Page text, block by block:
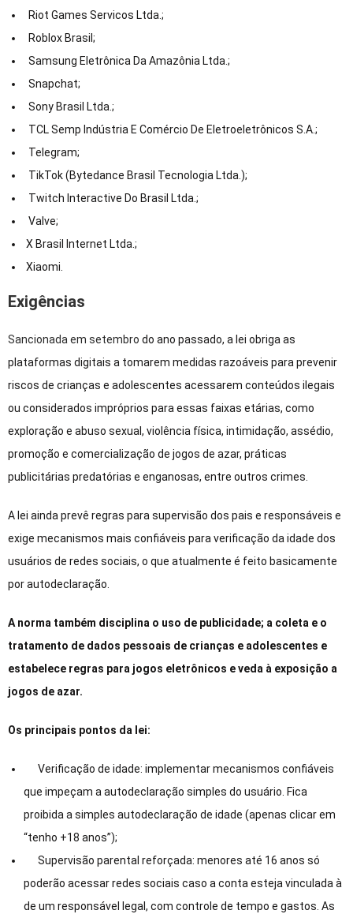
Riot Games Servicos Ltda.;
Roblox Brasil;
Samsung Eletrônica Da Amazônia Ltda.;
Snapchat;
Sony Brasil Ltda.;
TCL Semp Indústria E Comércio De Eletroeletrônicos S.A.;
Telegram;
TikTok (Bytedance Brasil Tecnologia Ltda.);
Twitch Interactive Do Brasil Ltda.;
Valve;
X Brasil Internet Ltda.;
Xiaomi.
Exigências
Sancionada em setembro do ano passado, a lei obriga as
plataformas digitais a tomarem medidas razoáveis para prevenir
riscos de crianças e adolescentes acessarem conteúdos ilegais
ou considerados impróprios para essas faixas etárias, como
exploração e abuso sexual, violência física, intimidação, assédio,
promoção e comercialização de jogos de azar, práticas
publicitárias predatórias e enganosas, entre outros crimes.
A lei ainda prevê regras para supervisão dos pais e responsáveis e
exige mecanismos mais confiáveis para verificação da idade dos
usuários de redes sociais, o que atualmente é feito basicamente
por autodeclaração.
A norma também disciplina o uso de publicidade; a coleta e o
tratamento de dados pessoais de crianças e adolescentes e
estabelece regras para jogos eletrônicos e veda à exposição a
jogos de azar.
Os principais pontos da lei:
Verificação de idade: implementar mecanismos confiáveis
que impeçam a autodeclaração simples do usuário. Fica
proibida a simples autodeclaração de idade (apenas clicar em
“tenho +18 anos”);
Supervisão parental reforçada: menores até 16 anos só
poderão acessar redes sociais caso a conta esteja vinculada à
de um responsável legal, com controle de tempo e gastos. As